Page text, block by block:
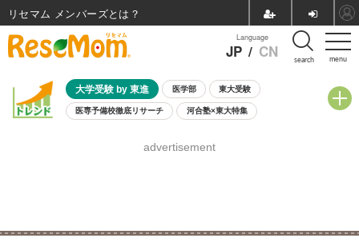
menu
Language
JP / CN search
大学受験 by 東進 医学部 東大受験
医専予備校徹底リサーチ 河合塾×東大特集
8月開催学校説明会・相談会
advertisement
リセマム メンバーズ